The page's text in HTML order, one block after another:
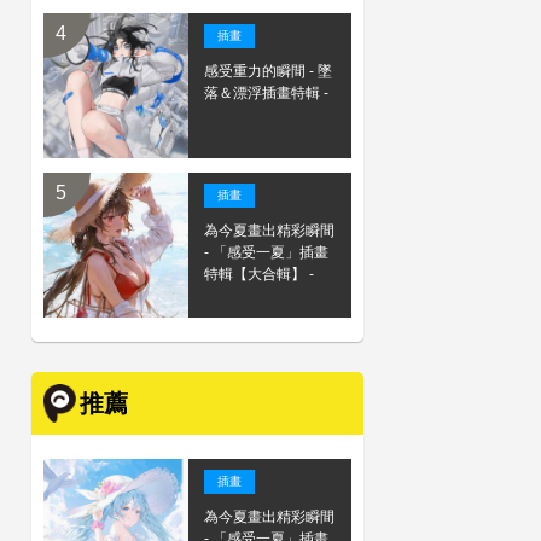
插畫
感受重力的瞬間 - 墜
落＆漂浮插畫特輯 -
插畫
為今夏畫出精彩瞬間
- 「感受一夏」插畫
特輯【大合輯】 -
推薦
插畫
為今夏畫出精彩瞬間